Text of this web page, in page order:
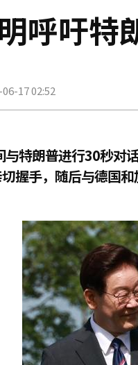
呼吁特
17 02:52
与特朗普进行30秒对
握手，随后与德国